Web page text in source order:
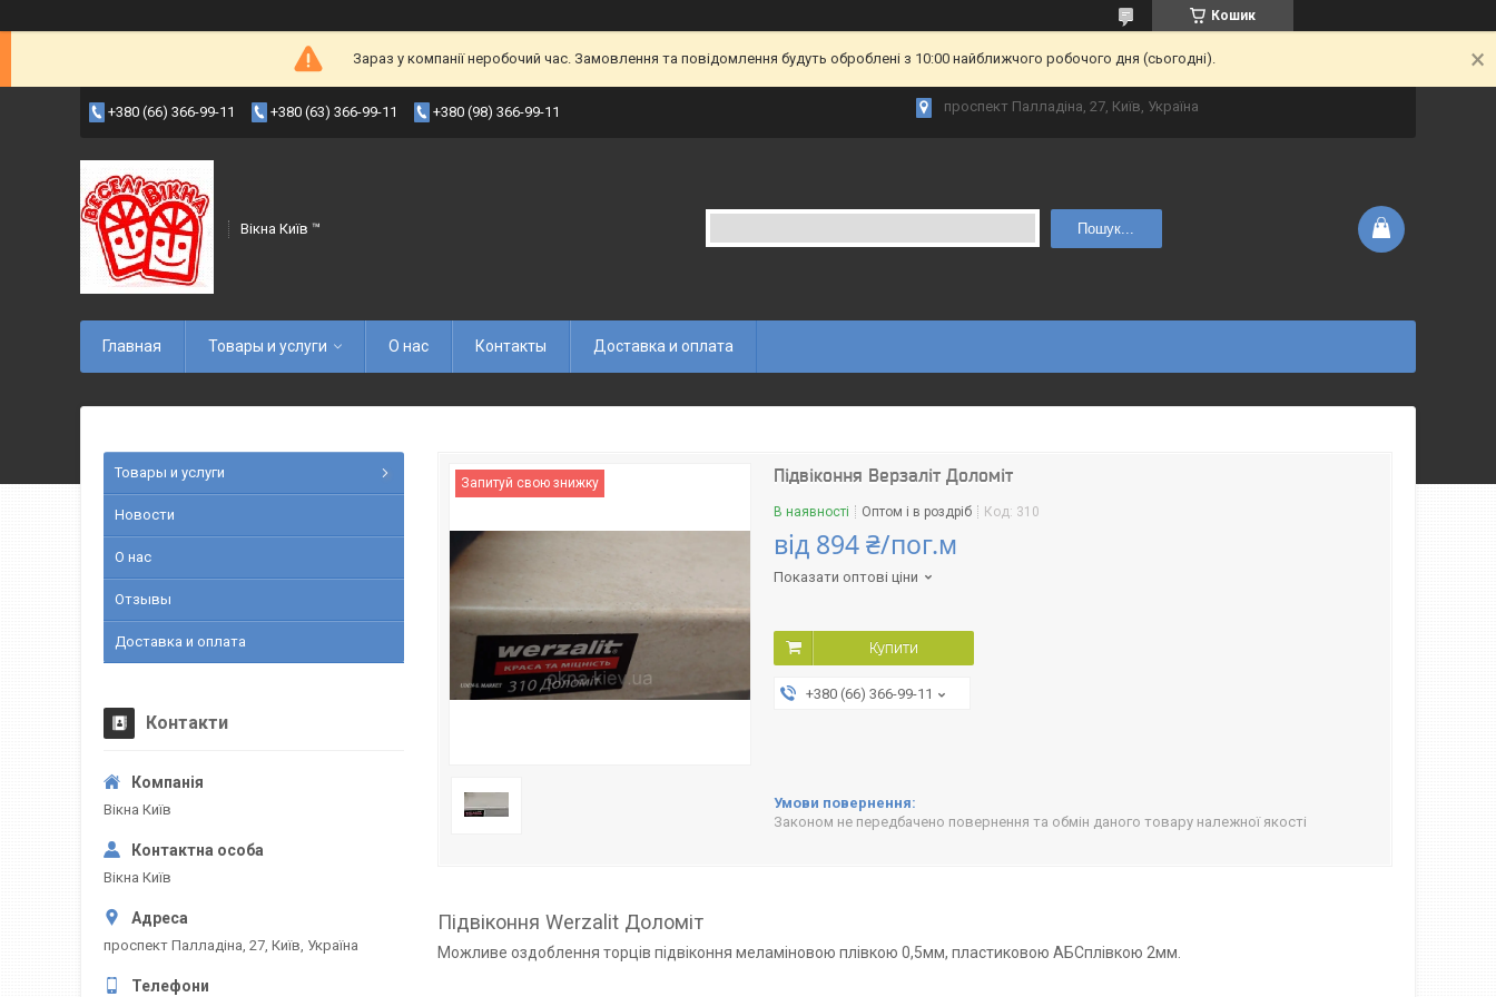
Кошик
Зараз у компанії неробочий час. Замовлення та повідомлення будуть оброблені з 10:00 найближчого робочого дня (сьогодні).
+380 (66) 366-99-11 +380 (63) 366-99-11 +380 (98) 366-99-11 проспект Палладіна, 27, Київ, Україна
Вікна Київ ™ Пошук...
Главная Товары и услуги О нас Контакты Доставка и оплата
Запитуй свою знижку Підвіконня Верзаліт Доломіт
В наявності Оптом і в роздріб Код: 310
від 894 ₴/пог.м
Показати оптові ціни
Купити
+380 (66) 366-99-11
Законом не передбачено повернення та обмін даного товару належної якості
Підвіконня Werzalit Доломіт
Можливе оздоблення торців підвіконня меламіновою плівкою 0,5мм, пластиковою АБСплівкою 2мм.
Товары и услуги
Новости
О нас
Отзывы
Доставка и оплата
Контакти
Вікна Київ
Вікна Київ
проспект Палладіна, 27, Київ, Україна